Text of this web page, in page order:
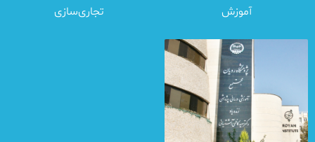
آموزش تجاری‌سازی